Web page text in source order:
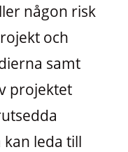
någon risk
och
samt
projektet
leda till